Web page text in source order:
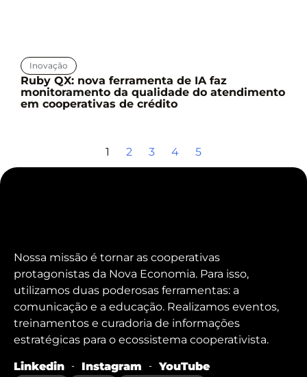
Inovação
Ruby QX: nova ferramenta de IA faz
monitoramento da qualidade do atendimento
em cooperativas de crédito
1 2 3 4 5
Nossa missão é tornar as cooperativas
protagonistas da Nova Economia. Para isso,
utilizamos duas poderosas ferramentas: a
comunicação e a educação. Realizamos eventos,
treinamentos e curadoria de informações
estratégicas para o ecossistema cooperativista.
Linkedin Instagram YouTube